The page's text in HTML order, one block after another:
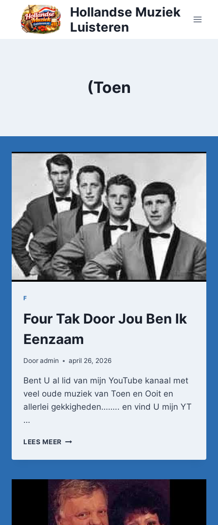
Doorgaan
inhoud
Hollandse Muziek
Luisteren
(Toen
F
Four Tak Door Jou Ben Ik
Eenzaam
Dooradmin april 26, 2026
Bent U al lid van mijn YouTube kanaal met
veel oude muziek van Toen en Ooit en
allerlei gekkigheden…….. en vind U mijn YT
…
LEES MEER FOUR
DOOR
BEN
IK
EENZAAM